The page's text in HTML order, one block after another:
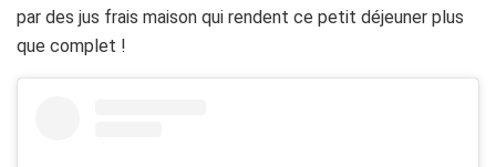
par des jus frais maison qui rendent ce petit déjeuner plus
que complet !